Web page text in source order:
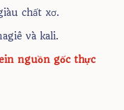
chất xơ.
và kali.
nguồn gốc thực